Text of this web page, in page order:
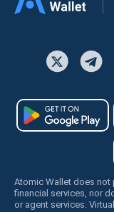
Atomic Wallet does not
financial services, nor
or agent services.